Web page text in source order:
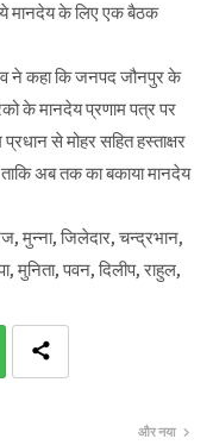
मानदेय के लिए एक बैठक
ने कहा कि जनपद जौनपुर के
के मानदेय प्रणाम पत्र पर
से मोहर सहित हस्ताक्षर
अब तक का बकाया मानदेय
मुन्ना, जिलेदार, चन्द्रभान,
मुनिता, पवन, दिलीप, राहुल,
और नया